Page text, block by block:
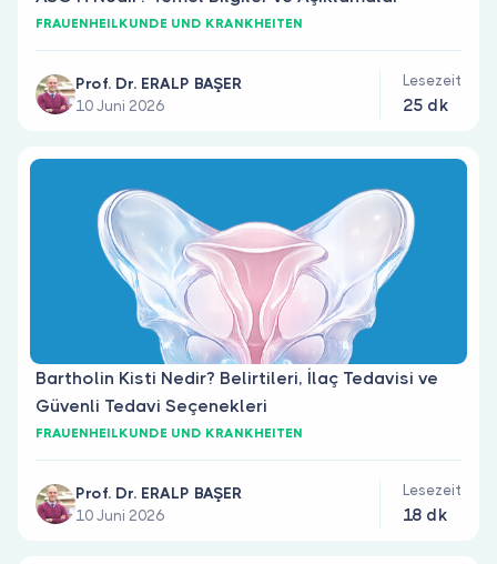
FRAUENHEILKUNDE UND KRANKHEITEN
Prof. Dr. ERALP BAŞER
10 Juni 2026
Lesezeit
25 dk
Bartholin Kisti Nedir? Belirtileri, İlaç Tedavisi ve
Güvenli Tedavi Seçenekleri
FRAUENHEILKUNDE UND KRANKHEITEN
Prof. Dr. ERALP BAŞER
10 Juni 2026
Lesezeit
18 dk